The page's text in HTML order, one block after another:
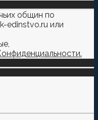
общин по
edinstvo.ru или